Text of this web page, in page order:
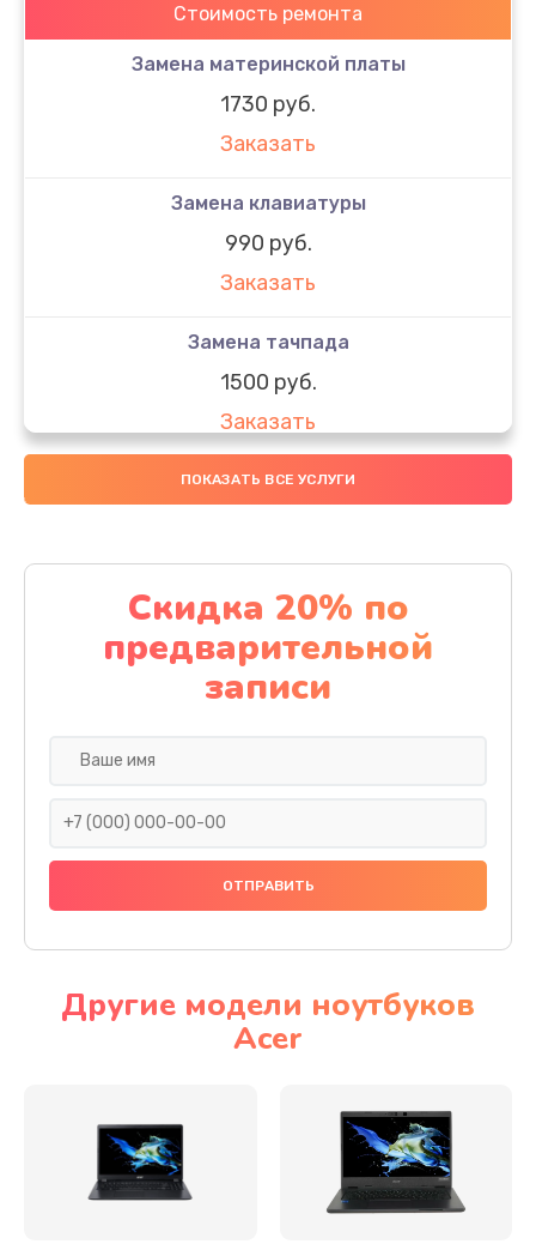
Стоимость ремонта
Замена материнской платы
1730 руб.
Заказать
Замена клавиатуры
990 руб.
Заказать
Замена тачпада
1500 руб.
Заказать
Замена южного моста
Заказать
Чистка от пыли
1060 руб.
Заказать
Ремонт подсветки
Настройка BIOS
Замена видеочипа
ПОКАЗАТЬ ВСЕ УСЛУГИ
Скидка 20% по
предварительной
записи
Другие модели ноутбуков
Acer